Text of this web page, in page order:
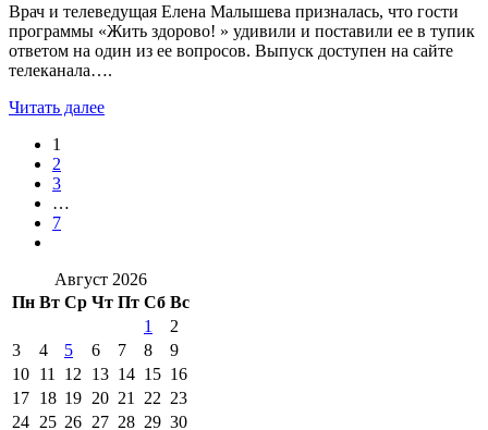
Врач и телеведущая Елена Малышева призналась, что гости
программы «Жить здорово! » удивили и поставили ее в тупик
ответом на один из ее вопросов. Выпуск доступен на сайте
телеканала….
Читать далее
1
2
3
…
7
Август 2026
Пн Вт Ср Чт Пт Сб Вс
1
2
3
4 5 6 7 8
9
10 11 12 13 14 15 16
17 18 19 20 21 22 23
24 25 26 27 28 29 30